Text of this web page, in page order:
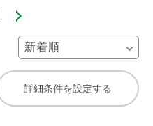
詳細条件を設定する